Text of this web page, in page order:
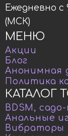
КАТАЛОГ
BDSM,
Анальные
Вибраторы
МЕНЮ
Акции
Блог
Анонимная
Политика
Ежедневно с
(МСК)